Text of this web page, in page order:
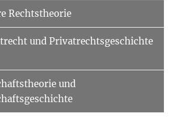
Rechtstheorie
und Privatrechtsgeschichte
und